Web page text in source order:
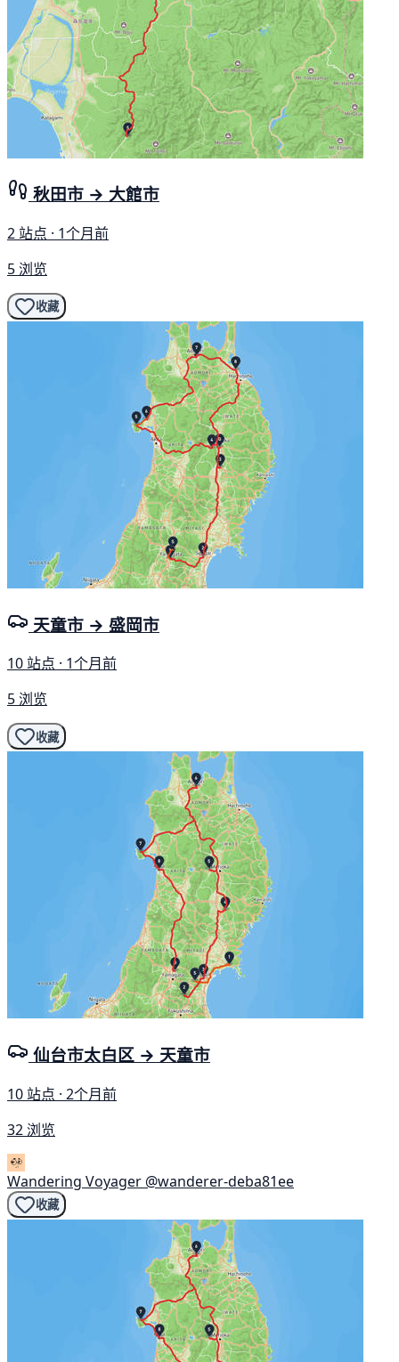
秋田市 → 大館市
2 站点 · 1个月前
5 浏览
收藏
天童市 → 盛岡市
10 站点 · 1个月前
5 浏览
收藏
仙台市太白区 → 天童市
10 站点 · 2个月前
32 浏览
Wandering Voyager @wanderer-deba81ee
收藏